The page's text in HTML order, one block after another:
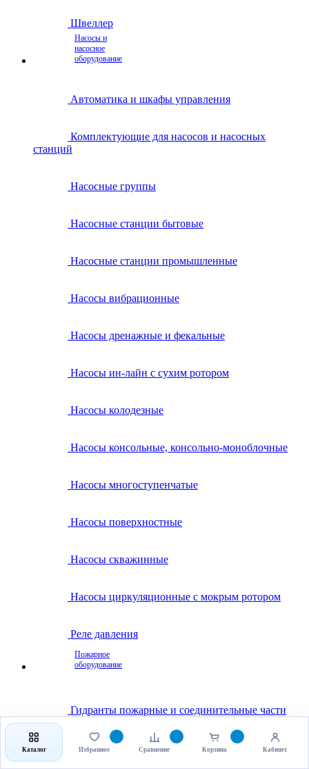
Швеллер
Насосы и
насосное
оборудование
Автоматика и шкафы управления
Комплектующие для насосов и насосных
станций
Насосные группы
Насосные станции бытовые
Насосные станции промышленные
Насосы вибрационные
Насосы дренажные и фекальные
Насосы ин-лайн с сухим ротором
Насосы колодезные
Насосы консольные, консольно-моноблочные
Насосы многоступенчатые
Насосы поверхностные
Насосы скважинные
Насосы циркуляционные с мокрым ротором
Реле давления
Пожарное
оборудование
Гидранты пожарные и соединительные части
Клапаны пожарные
Каталог Избранное Сравнение Корзина Кабинет